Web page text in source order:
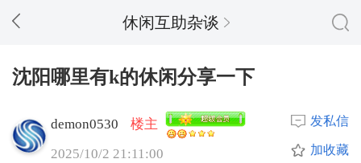
休闲互助杂谈
沈阳哪里有k的休闲分享一下
demon0530
楼主
2025/10/2 21:11:00
发私信
加收藏